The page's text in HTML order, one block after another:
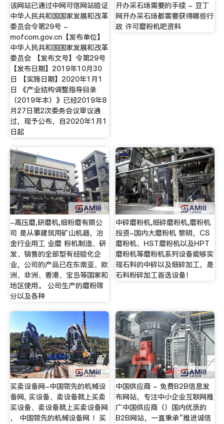
该网站已通过中网可信网站验证
中华人民共和国国家发展和改革
委员会令第29号 -
mofcom.gov.cn【发布单位】
中华人民共和国国家发展和改革
委员会 【发布文号】令第29号
【发布日期】2019年10月30
日 【实施日期】2020年1月1
日 《产业结构调整指导目录
（2019年本）》已经2019年8
月27日第2次委务会议审议通
过，现予公布，自2020年1月1
日起
开办采石场需要的手续 - 豆丁
网开办采石场都需要获得哪些行
政 许可磨粉机吧资料
-高压磨,研磨机,细粉磨有限公
司 是从事建筑用矿山机器，冶
金行业用工 业磨 粉机制造、研
发、销售的全部型有经验化企
业，公司的产品已在东南亚、欧
洲、非洲、香港、宝岛等国家和
地区使用。 公司生产的磨粉筛
分以及各种
中碎磨粉机,细碎磨粉机,磨粉机
投资-国内大磨粉机 黎明，CS
磨粉机、HST磨粉机以及HPT
磨粉机等磨粉机系列设备能够实
现石料的中碎以及细碎加工，是
石料粉碎加工首选设备！
买卖设备网-中国领先的机械设
备网, 买设备、卖设备就上买卖
买设备、卖设备就上买卖设备网
， 中国领先的机械设备网 ！买
中国供应商 - 免费B2B信息发
布网站，专注中小企业互联网推
广中国供应商（）国内优质的
B2B网站，一直秉承“推进诚信